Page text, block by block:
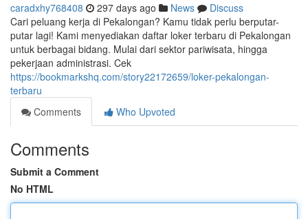
caradxhy768408 297 days ago News
Discuss
Cari peluang kerja di Pekalongan? Kamu tidak perlu berputar-
putar lagi! Kami menyediakan daftar loker terbaru di Pekalongan
untuk berbagai bidang. Mulai dari sektor pariwisata, hingga
pekerjaan administrasi. Cek
https://bookmarkshq.com/story22172659/loker-pekalongan-
terbaru
Comments
Who Upvoted
Comments
Submit a Comment
No HTML